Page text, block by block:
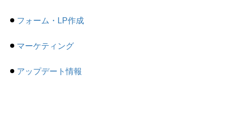
フォーム・LP作成
マーケティング
アップデート情報